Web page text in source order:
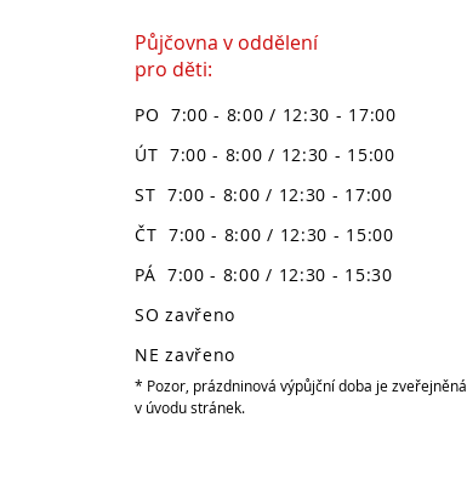
Půjčovna v oddělení
pro děti:
PO 7:00 - 8:00 / 12:30 - 17:00
ÚT 7:00 - 8:00 / 12:30 - 15:00
ST 7:00 - 8:00 / 12:30 - 17:00
ČT 7:00 - 8:00 / 12:30 - 15:00
PÁ 7:00 - 8:00 / 12:30 - 15:30
SO zavřeno
NE zavřeno
* Pozor, prázdninová výpůjční doba je zveřejněná
v úvodu stránek.